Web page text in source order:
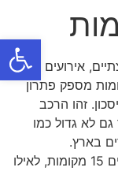
אירועים
כנסים עסקיים, מיניבוסים 15 מקומות מספק פתרון
זהו הרכב
לא גדול כמו
בארץ.
במאמר זה נסביר מה היתרונות של מיניבוסים 15 מקומות, לאילו